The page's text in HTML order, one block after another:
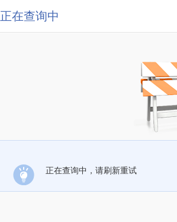
正在查询中
正在查询中，请刷新重试